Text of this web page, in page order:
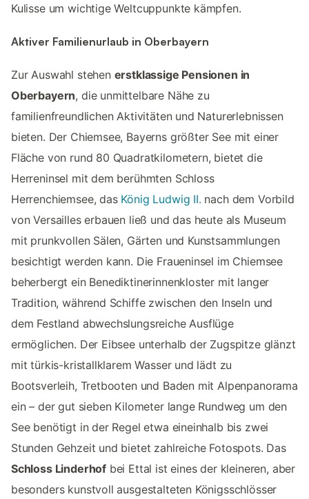
Kulisse um wichtige Weltcuppunkte kämpfen.
Aktiver Familienurlaub in Oberbayern
Zur Auswahl stehen erstklassige Pensionen in
Oberbayern, die unmittelbare Nähe zu
familienfreundlichen Aktivitäten und Naturerlebnissen
bieten. Der Chiemsee, Bayerns größter See mit einer
Fläche von rund 80 Quadratkilometern, bietet die
Herreninsel mit dem berühmten Schloss
Herrenchiemsee, das König Ludwig II. nach dem Vorbild
von Versailles erbauen ließ und das heute als Museum
mit prunkvollen Sälen, Gärten und Kunstsammlungen
besichtigt werden kann. Die Fraueninsel im Chiemsee
beherbergt ein Benediktinerinnenkloster mit langer
Tradition, während Schiffe zwischen den Inseln und
dem Festland abwechslungsreiche Ausflüge
ermöglichen. Der Eibsee unterhalb der Zugspitze glänzt
mit türkis-kristallklarem Wasser und lädt zu
Bootsverleih, Tretbooten und Baden mit Alpenpanorama
ein – der gut sieben Kilometer lange Rundweg um den
See benötigt in der Regel etwa eineinhalb bis zwei
Stunden Gehzeit und bietet zahlreiche Fotospots. Das
Schloss Linderhof bei Ettal ist eines der kleineren, aber
besonders kunstvoll ausgestalteten Königsschlösser